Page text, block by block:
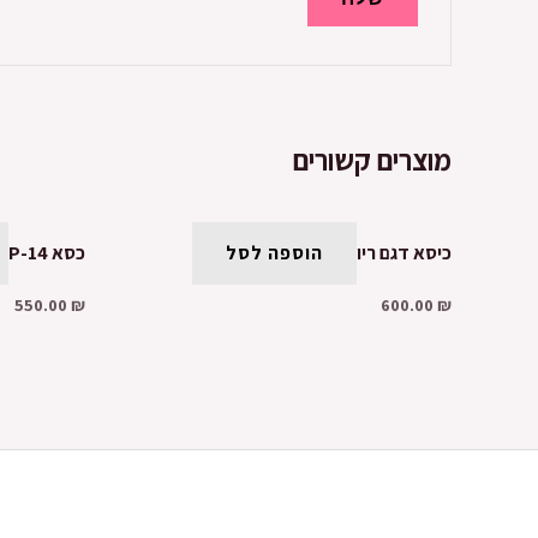
מוצרים קשורים
כיסא דגם ריו הוספה לסל
600.00 ₪
כסא P-14
550.00 ₪